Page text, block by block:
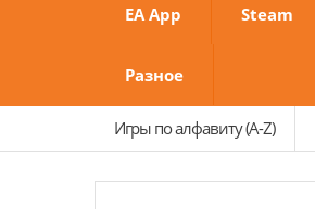
EA App Steam
Разное
Игры по алфавиту (A-Z)